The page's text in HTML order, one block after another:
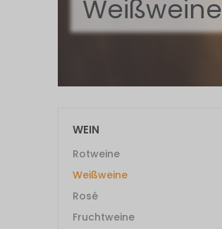
Weißweine
WEIN
Rotweine
Weißweine
Rosé
Fruchtweine